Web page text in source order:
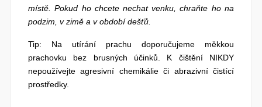
místě. Pokud ho chcete nechat venku, chraňte ho na
podzim, v zimě a v období dešťů.
Tip: Na utírání prachu doporučujeme měkkou
prachovku bez brusných účinků. K čištění NIKDY
nepoužívejte agresivní chemikálie či abrazivní čistící
prostředky.